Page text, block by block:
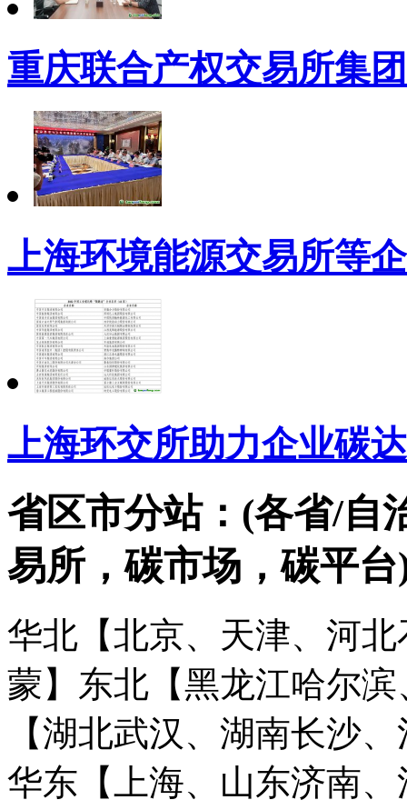
重庆联合产权交易所集
上海环境能源交易所等
上海环交所助力企业碳
省区市分站：(各省/自
易所，碳市场，碳平台
华北【北京、天津、河
蒙】 东北【黑龙江哈尔
【湖北武汉、湖南长沙
华东【上海、山东济南